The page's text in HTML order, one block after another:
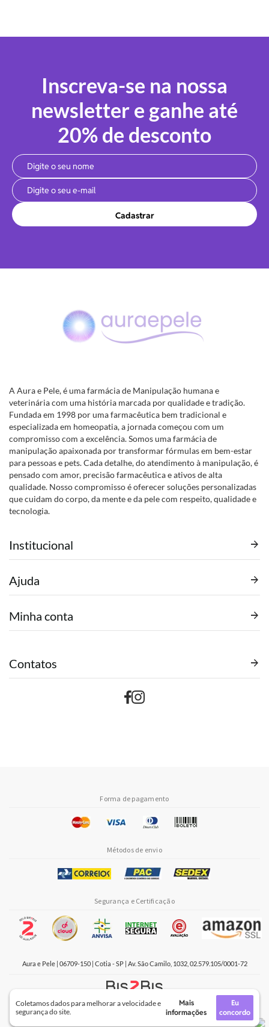
Coletamos dados para melhorar a velocidade e
segurança do site.
Mais
informações
Eu
concordo
Inscreva-se na nossa
newsletter e ganhe até
20% de desconto
Cadastrar
A Aura e Pele, é uma farmácia de Manipulação humana e
veterinária com uma história marcada por qualidade e tradição.
Fundada em 1998 por uma farmacêutica bem tradicional e
especializada em homeopatia, a jornada começou com um
compromisso com a excelência. Somos uma farmácia de
manipulação apaixonada por transformar fórmulas em bem-estar
para pessoas e pets. Cada detalhe, do atendimento à manipulação, é
pensado com amor, precisão farmacêutica e ativos de alta
qualidade. Nosso compromisso é oferecer soluções personalizadas
que cuidam do corpo, da mente e da pele com respeito, qualidade e
tecnologia.
Institucional
Ajuda
Minha conta
Contatos
Forma de pagamento
Métodos de envio
Segurança e Certificação
Aura e Pele | 06709-150 | Cotia - SP | Av. São Camilo, 1032, 02.579.105/0001-72
Crie sua loja virtualcom a melhor empresa de e-commerce do Brasil.